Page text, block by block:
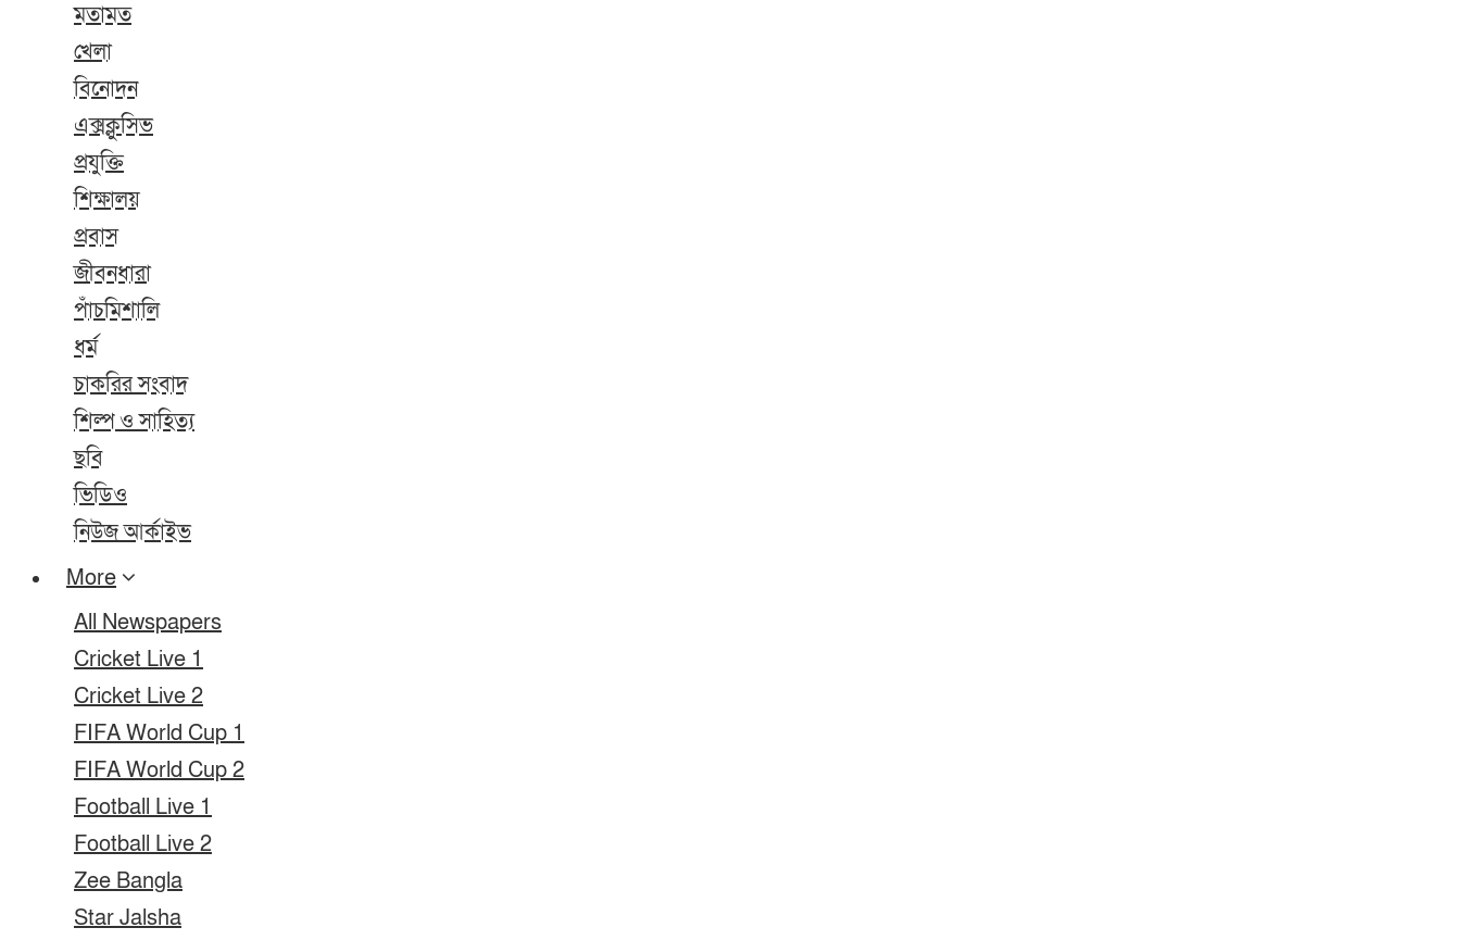
মতামত
খেলা
বিনোদন
এক্সক্লুসিভ
প্রযুক্তি
শিক্ষালয়
প্রবাস
জীবনধারা
পাঁচমিশালি
ধর্ম
চাকরির সংবাদ
শিল্প ও সাহিত্য
ছবি
ভিডিও
নিউজ আর্কাইভ
More
All Newspapers
Cricket Live 1
Cricket Live 2
FIFA World Cup 1
FIFA World Cup 2
Football Live 1
Football Live 2
Zee Bangla
Star Jalsha